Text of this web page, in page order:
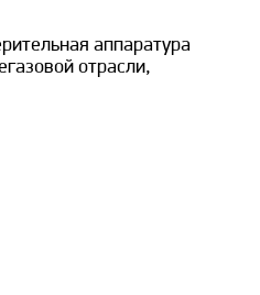
аппаратура
отрасли,